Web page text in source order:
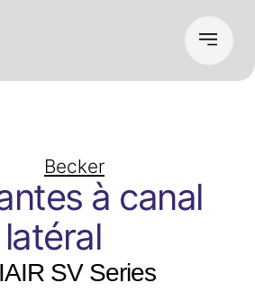
Becker
à canal
latéral
SV Series